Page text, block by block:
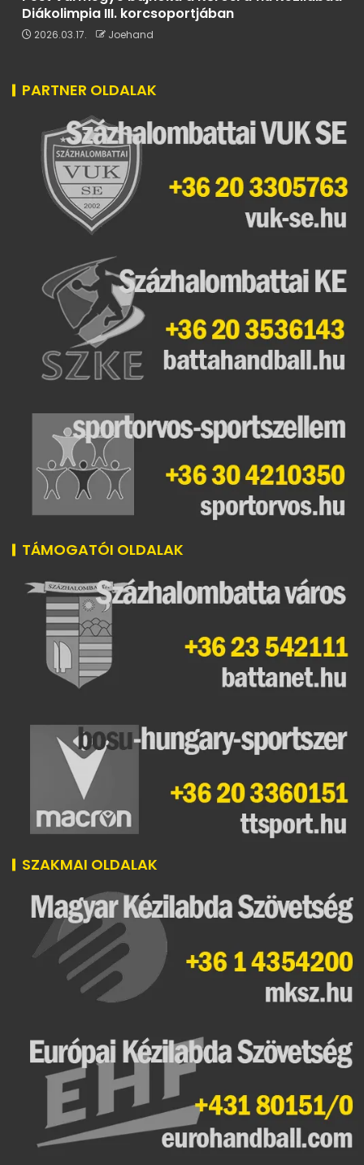
Diákolimpia III. korcsoportjában
2026.03.17. Joehand
PARTNER OLDALAK
TÁMOGATÓI OLDALAK
SZAKMAI OLDALAK